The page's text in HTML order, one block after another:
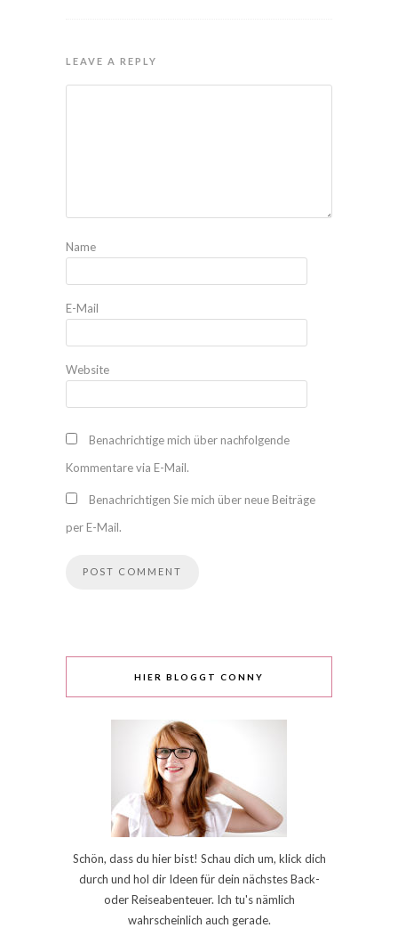
LEAVE A REPLY
Name
E-Mail
Website
Benachrichtige mich über nachfolgende
Kommentare via E-Mail.
Benachrichtigen Sie mich über neue Beiträge
per E-Mail.
HIER BLOGGT CONNY
Schön, dass du hier bist! Schau dich um, klick dich
durch und hol dir Ideen für dein nächstes Back-
oder Reiseabenteuer. Ich tu's nämlich
wahrscheinlich auch gerade.